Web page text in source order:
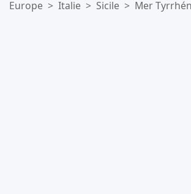
Votre liste de favoris est vide.
Europe > Italie > Sicile > Mer